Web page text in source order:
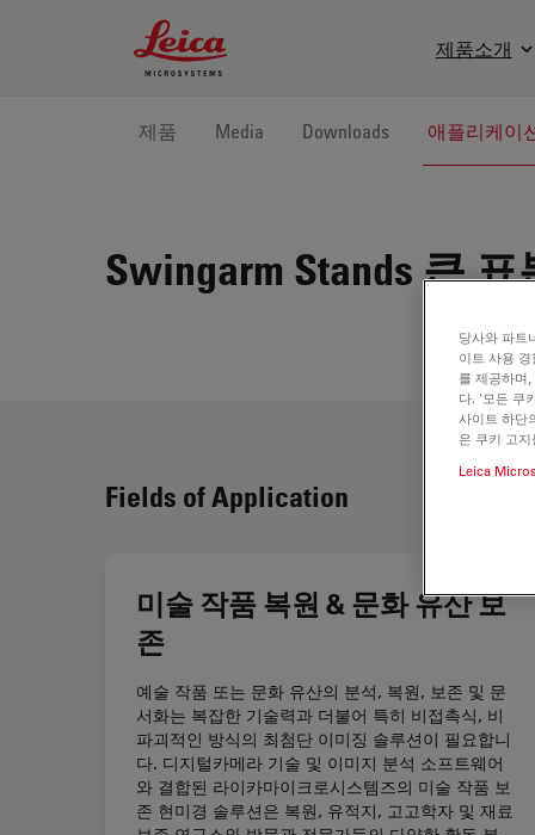
Leica Microsystems Logo
제품소개
제품 Media Downloads 애플리케이
Swingarm Stands 큰 표
Fields of Application
미술 작품 복원 & 문화 유산 보
존
예술 작품 또는 문화 유산의 분석, 복원, 보존 및 문
서화는 복잡한 기술력과 더불어 특히 비접촉식, 비
파괴적인 방식의 최첨단 이미징 솔루션이 필요합니
다. 디지털카메라 기술 및 이미지 분석 소프트웨어
와 결합된 라이카마이크로시스템즈의 미술 작품 보
존 현미경 솔루션은 복원, 유적지, 고고학자 및 재료
당사와 파트
이트 사용
를 제공하며
다. '모든 쿠
사이트 하단
은 쿠키 고
Leica